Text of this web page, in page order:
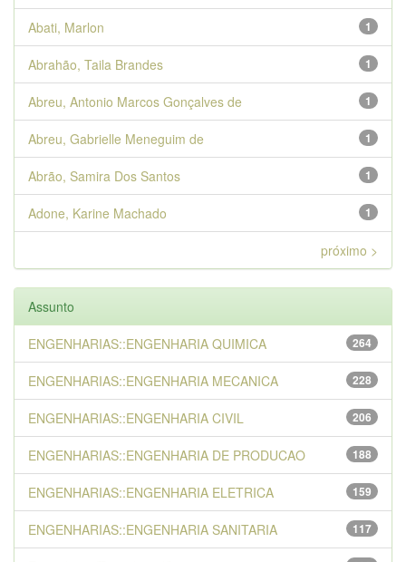
1
Abati, Marlon
1
Abrahão, Taila Brandes
1
Abreu, Antonio Marcos Gonçalves de
1
Abreu, Gabrielle Meneguim de
1
Abrão, Samira Dos Santos
1
Adone, Karine Machado
próximo >
Assunto
264
ENGENHARIAS::ENGENHARIA QUIMICA
228
ENGENHARIAS::ENGENHARIA MECANICA
206
ENGENHARIAS::ENGENHARIA CIVIL
188
ENGENHARIAS::ENGENHARIA DE PRODUCAO
159
ENGENHARIAS::ENGENHARIA ELETRICA
117
ENGENHARIAS::ENGENHARIA SANITARIA